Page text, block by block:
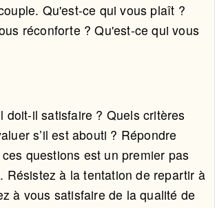
Qu'est-ce qui vous plaît ?
réconforte ? Qu'est-ce qui vous
doit-il satisfaire ? Quels critères
s’il est abouti ? Répondre
questions est un premier pas
Résistez à la tentation de repartir à
à vous satisfaire de la qualité de